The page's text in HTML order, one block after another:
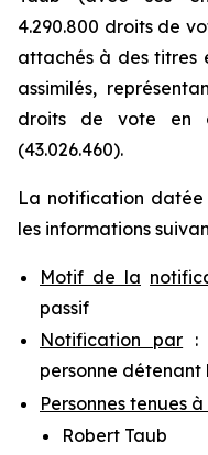
4.290.800 droits de
attachés à des titres
assimilés,
droits de vote en
(43.026.460).
La notification datée
les informations
Motif de la
passif
Notification par :
personne détenant
Personnes tenues
Robert Taub